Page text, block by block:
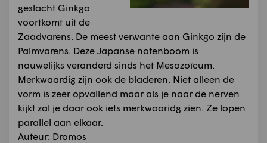
geslacht Ginkgo
voortkomt uit de
Zaadvarens. De meest verwante aan Ginkgo zijn de
Palmvarens. Deze Japanse notenboom is
nauwelijks veranderd sinds het Mesozoïcum.
Merkwaardig zijn ook de bladeren. Niet alleen de
vorm is zeer opvallend maar als je naar de nerven
kijkt zal je daar ook iets merkwaaridg zien. Ze lopen
parallel aan elkaar.
Auteur: Dromos